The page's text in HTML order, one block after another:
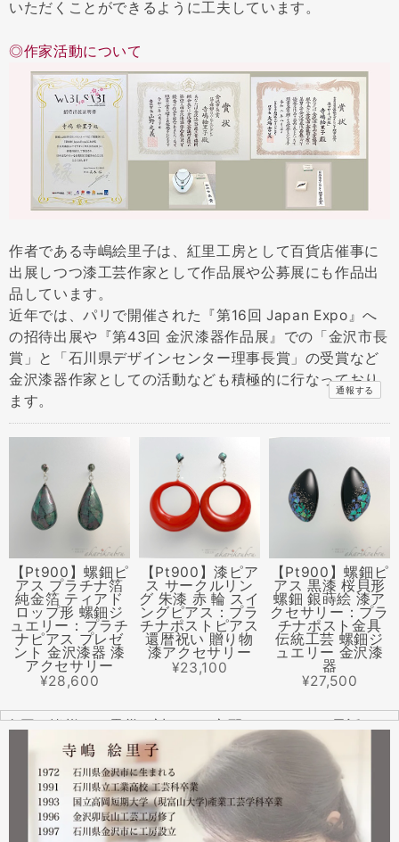
いただくことができるように工夫しています。
◎作家活動について
作者である寺嶋絵里子は、紅里工房として百貨店催事に
出展しつつ漆工芸作家として作品展や公募展にも作品出
品しています。
近年では、パリで開催された『第16回 Japan Expo』へ
の招待出展や『第43回 金沢漆器作品展』での「金沢市長
賞」と「石川県デザインセンター理事長賞」の受賞など
金沢漆器作家としての活動なども積極的に行なっており
ます。
通報する
【Pt900】螺鈿ピ
アス プラチナ箔
純金箔 ティアド
ロップ形 螺鈿ジ
ュエリー：プラチ
ナピアス プレゼ
ント 金沢漆器 漆
アクセサリー
¥28,600
【Pt900】漆ピア
ス サークルリン
グ 朱漆 赤 輪 スイ
ングピアス：プラ
チナポストピアス
還暦祝い 贈り物
漆アクセサリー
¥23,100
【Pt900】螺鈿ピ
アス 黒漆 桜貝形
螺鈿 銀蒔絵 漆ア
クセサリー：プラ
チナポスト金具
伝統工芸 螺鈿ジ
ュエリー 金沢漆
器
¥27,500
全国の皆様より震災に対するご心配のメールやお電話をた
くさんいただきました。ありがとうございます。
幸い紅里工房にはそれほどの被害もなく、ただいま通常の
営業をしております。配送につきましても金沢から発送す
る分につきましては問題ありませんのでご安心ください。
皆様には多大なご心配をおかけしており心苦しいばかりで